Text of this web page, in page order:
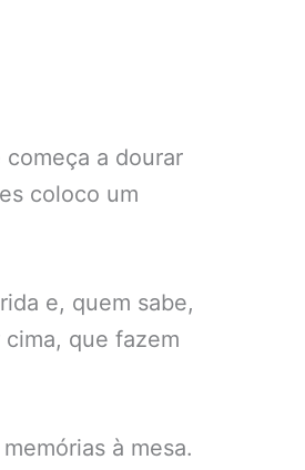
a dourar
coloco um
e, quem sabe,
que fazem
à mesa.